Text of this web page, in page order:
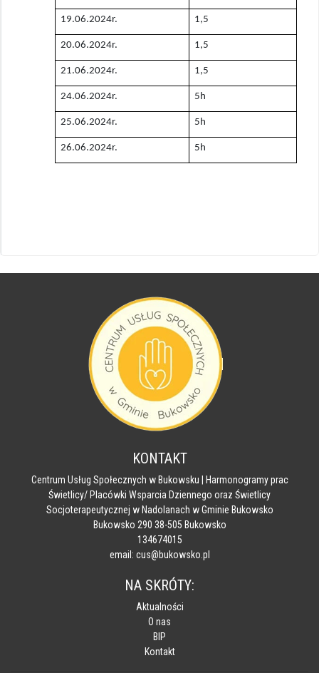
19.06.2024r. 1,5
20.06.2024r. 1,5
21.06.2024r. 1,5
24.06.2024r. 5h
25.06.2024r. 5h
26.06.2024r. 5h
KONTAKT
Centrum Usług Społecznych w Bukowsku | Harmonogramy prac
Świetlicy/ Placówki Wsparcia Dziennego oraz Świetlicy
Socjoterapeutycznej w Nadolanach w Gminie Bukowsko
Bukowsko 290 38-505 Bukowsko
134674015
email: cus@bukowsko.pl
NA SKRÓTY:
Aktualności
O nas
BIP
Kontakt